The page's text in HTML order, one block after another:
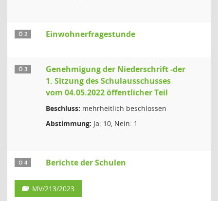
Ö 2 Einwohnerfragestunde
Ö 3
Genehmigung der Niederschrift -der
1. Sitzung des Schulausschusses
vom 04.05.2022 öffentlicher Teil
Beschluss: mehrheitlich beschlossen
Abstimmung: Ja: 10, Nein: 1
Ö 4 Berichte der Schulen
MV/213/2023